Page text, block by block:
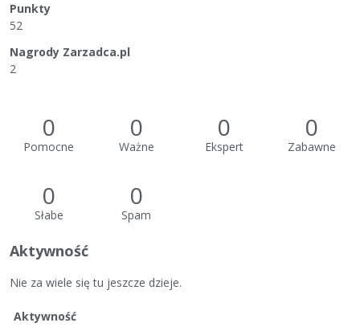
Punkty
52
Nagrody Zarzadca.pl
2
0
Pomocne
0
Ważne
0
Ekspert
0
Zabawne
0
Słabe
0
Spam
Aktywność
Nie za wiele się tu jeszcze dzieje.
Aktywność